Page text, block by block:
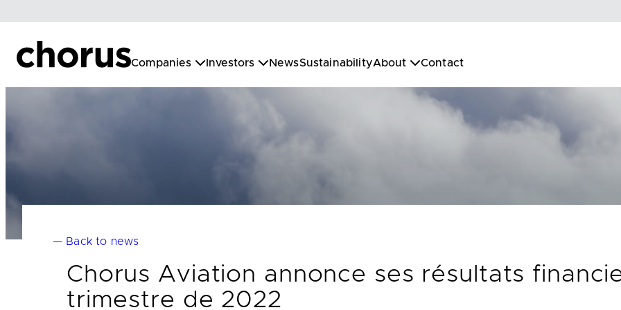
content
Companies Investors NewsSustainabilityAbout Contact
— Back to news
Chorus Aviation annonce ses résultats
trimestre de 2022